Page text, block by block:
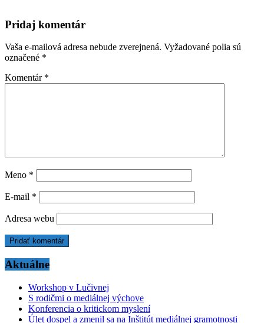
Pridaj komentár
Vaša e-mailová adresa nebude zverejnená. Vyžadované polia sú
označené *
Komentár *
Meno *
E-mail *
Adresa webu
Aktuálne
Workshop v Lučivnej
S rodičmi o mediálnej výchove
Konferencia o kritickom myslení
Úlet dospel a zmenil sa na Inštitút mediálnej gramotnosti